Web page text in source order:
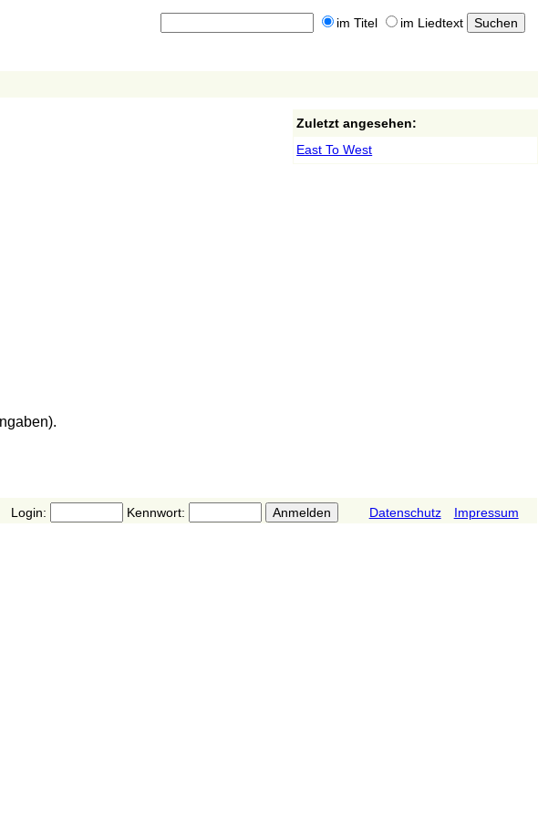
im Titel im Liedtext
Zuletzt angesehen:
East To West
Login: Kennwort: Datenschutz Impressum